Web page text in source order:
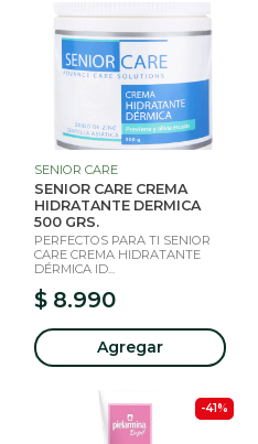
SENIOR CARE
SENIOR CARE CREMA
HIDRATANTE DERMICA
500 GRS.
PERFECTOS PARA TI SENIOR
CARE CREMA HIDRATANTE
DÉRMICA ID...
$ 8.990
Agregar
-41%